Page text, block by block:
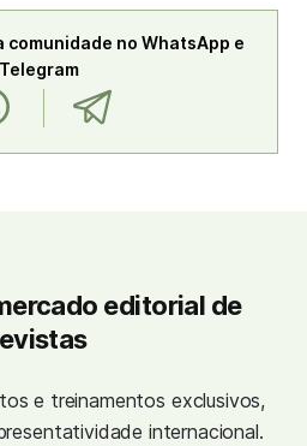
comunidade no WhatsApp e
Telegram
editorial de
e treinamentos exclusivos,
internacional.